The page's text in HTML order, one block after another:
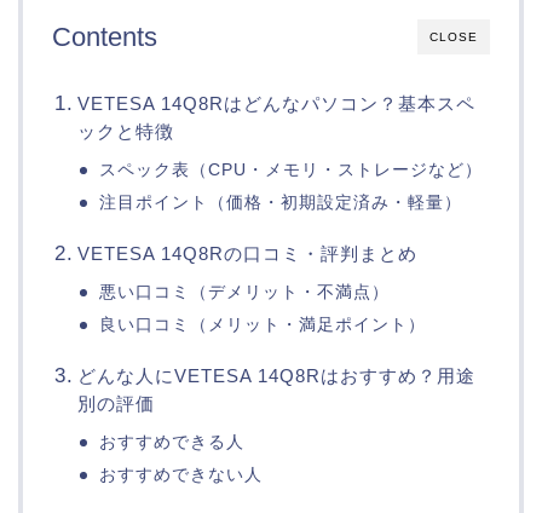
CLOSE
Contents
VETESA 14Q8Rはどんなパソコン？基本スペ
ックと特徴
スペック表（CPU・メモリ・ストレージなど）
注目ポイント（価格・初期設定済み・軽量）
VETESA 14Q8Rの口コミ・評判まとめ
悪い口コミ（デメリット・不満点）
良い口コミ（メリット・満足ポイント）
どんな人にVETESA 14Q8Rはおすすめ？用途
別の評価
おすすめできる人
おすすめできない人